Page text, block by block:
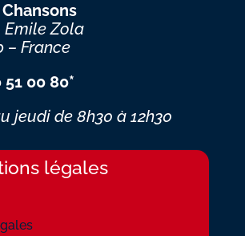
Emile Zola
– France
51 00 80*
jeudi de 8h30 à 12h30
légales